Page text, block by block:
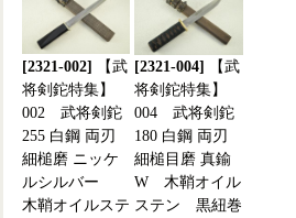
[2321-002]
【武
将剣鉈特集】
002 武将剣鉈
255 白鋼 両刃
細槌磨 ニッケ
ルシルバー
木鞘オイルステ
[2321-004]
【武
将剣鉈特集】
004 武将剣鉈
180 白鋼 両刃
細槌目磨 真鍮
W 木鞘オイル
ステン 黒紐巻